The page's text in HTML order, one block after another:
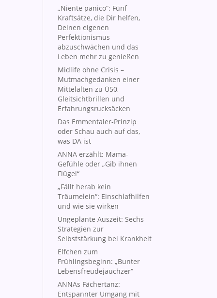
„Niente panico“: Fünf
Kraftsätze, die Dir helfen,
Deinen eigenen
Perfektionismus
abzuschwächen und das
Leben mehr zu genießen
Midlife ohne Crisis –
Mutmachgedanken einer
Mittelalten zu Ü50,
Gleitsichtbrillen und
Erfahrungsrucksäcken
Das Emmentaler-Prinzip
oder Schau auch auf das,
was DA ist
ANNA erzählt: Mama-
Gefühle oder „Gib ihnen
Flügel“
„Fällt herab kein
Träumelein“: Einschlafhilfen
und wie sie wirken
Ungeplante Auszeit: Sechs
Strategien zur
Selbststärkung bei Krankheit
Elfchen zum
Frühlingsbeginn: „Bunter
Lebensfreudejauchzer“
ANNAs Fächertanz:
Entspannter Umgang mit